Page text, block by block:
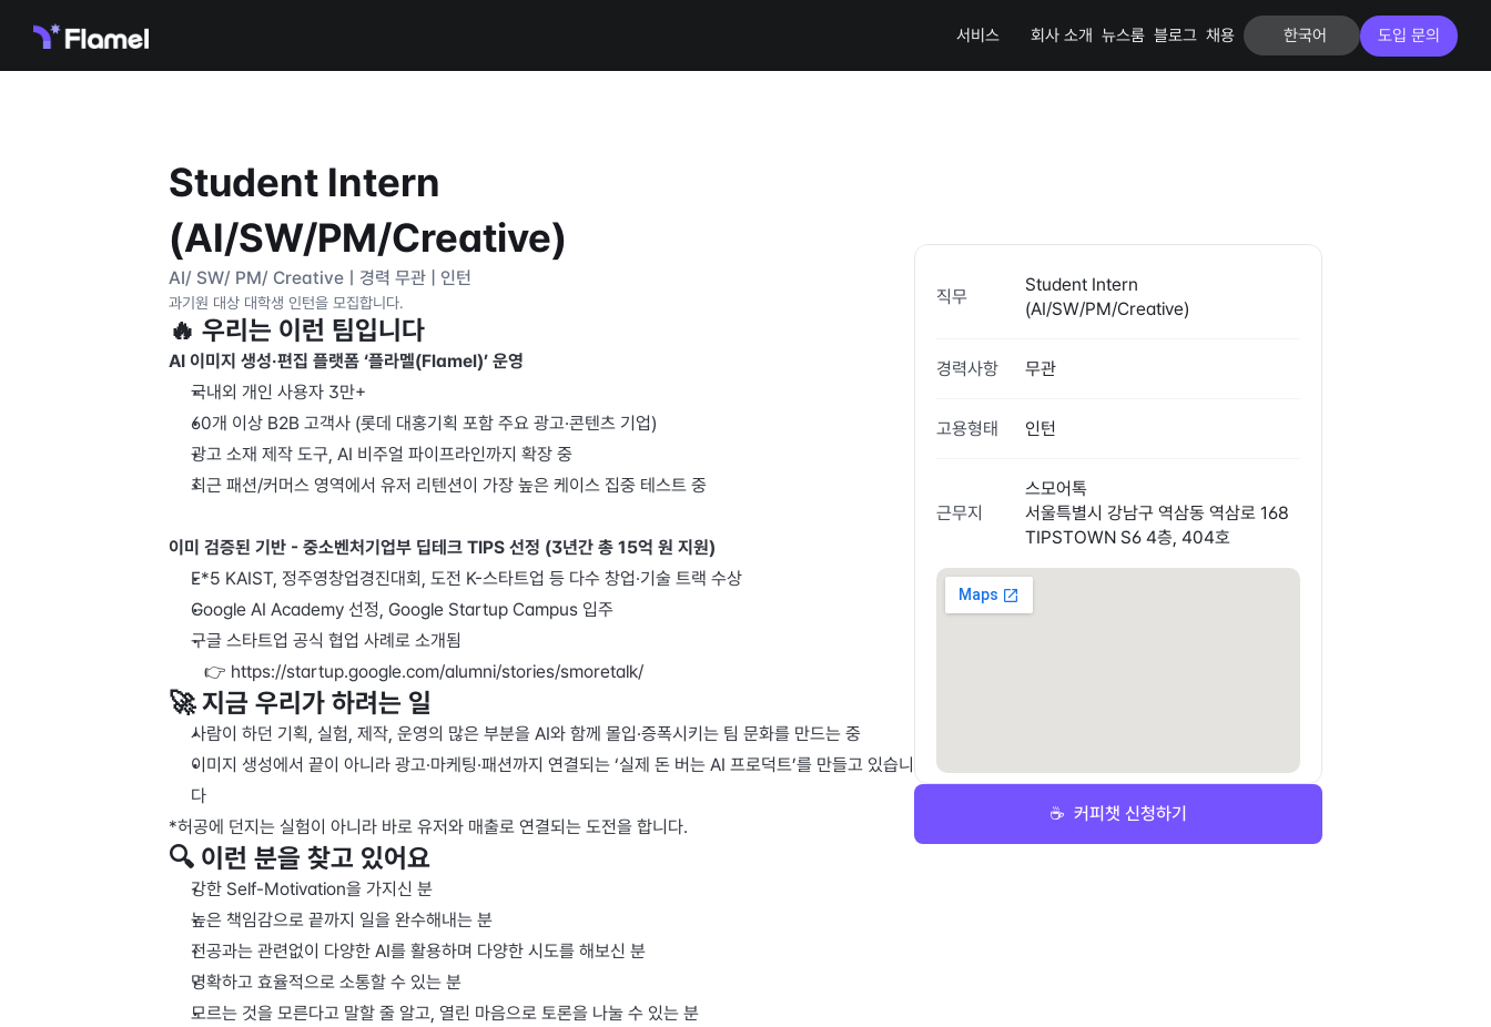
Student Intern
(AI/SW/PM/Creative)
AI/ SW/ PM/ Creativeㅣ경력 무관 | 인턴
과기원 대상 대학생 인턴을 모집합니다.
🔥 우리는 이런 팀입니다
AI 이미지 생성·편집 플랫폼 ‘플라멜(Flamel)’ 운영
국내외 개인 사용자 3만+
60개 이상 B2B 고객사 (롯데 대홍기획 포함 주요 광고·콘텐츠 기업)
광고 소재 제작 도구, AI 비주얼 파이프라인까지 확장 중
최근 패션/커머스 영역에서 유저 리텐션이 가장 높은 케이스 집중 테스트 중
이미 검증된 기반 - 중소벤처기업부 딥테크 TIPS 선정 (3년간 총 15억 원 지원)
E*5 KAIST, 정주영창업경진대회, 도전 K-스타트업 등 다수 창업·기술 트랙 수상
Google AI Academy 선정, Google Startup Campus 입주
구글 스타트업 공식 협업 사례로 소개됨
   👉 https://startup.google.com/alumni/stories/smoretalk/
🚀 지금 우리가 하려는 일
사람이 하던 기획, 실험, 제작, 운영의 많은 부분을 AI와 함께 몰입·증폭시키는 팀 문화를 만드는 중
이미지 생성에서 끝이 아니라 광고·마케팅·패션까지 연결되는 ‘실제 돈 버는 AI 프로덕트’를 만들고 있습니
다
*허공에 던지는 실험이 아니라 바로 유저와 매출로 연결되는 도전을 합니다.
🔍 이런 분을 찾고 있어요
강한 Self-Motivation을 가지신 분
높은 책임감으로 끝까지 일을 완수해내는 분
전공과는 관련없이 다양한 AI를 활용하며 다양한 시도를 해보신 분
명확하고 효율적으로 소통할 수 있는 분
모르는 것을 모른다고 말할 줄 알고, 열린 마음으로 토론을 나눌 수 있는 분
직무
Student Intern
(AI/SW/PM/Creative)
경력사항 무관
고용형태 인턴
근무지
스모어톡
서울특별시 강남구 역삼동 역삼로 168
TIPSTOWN S6 4층, 404호
☕️  커피챗 신청하기
서비스 회사 소개 뉴스룸 블로그 채용 한국어 도입 문의